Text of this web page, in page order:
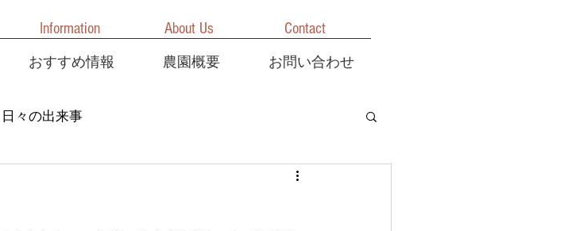
おすすめ情報 農園概要 お問い合わせ
About Us
Information Contact
日々の出来事